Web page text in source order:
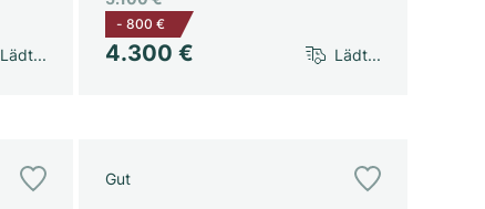
Lädt... 4.300 €
- 800 €
Lädt...
Gut